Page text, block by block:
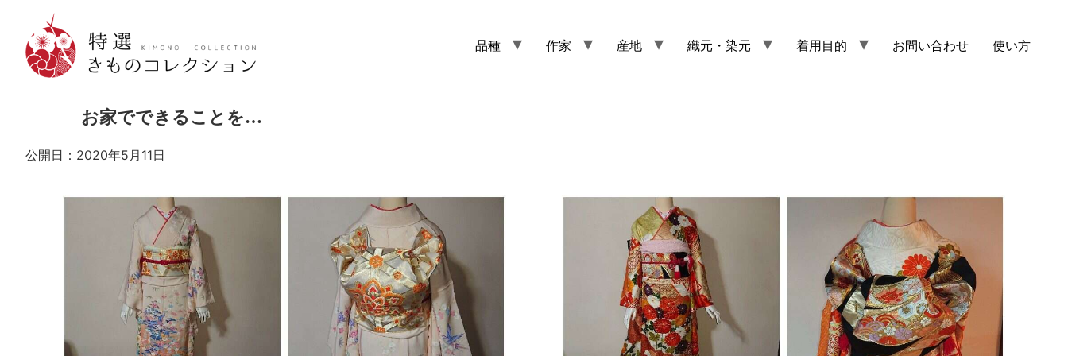
品種 作家 産地 織元・染元 着用目的 お問い合わせ 使い方
お家でできることを…
公開日：2020年5月11日